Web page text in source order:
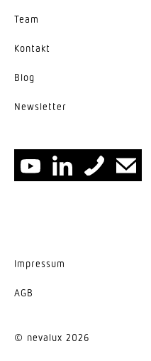
Team
Kontakt
Blog
News­letter
Impressum
AGB
© nevalux 2026